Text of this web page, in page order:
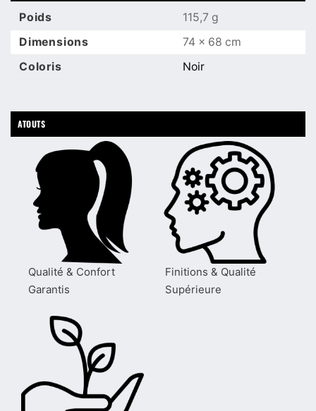
Poids
115,7 g
Dimensions
74 × 68 cm
Coloris
Noir
ATOUTS
Qualité & Confort
Garantis
Finitions & Qualité
Supérieure